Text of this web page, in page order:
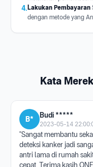
4. Lakukan Pembayaran
dengan metode yang
Kata
B* Budi *****
2023-05-14
"Sangat membantu
deteksi kanker jadi
antri lama di rumah
cepat. Terima kasih